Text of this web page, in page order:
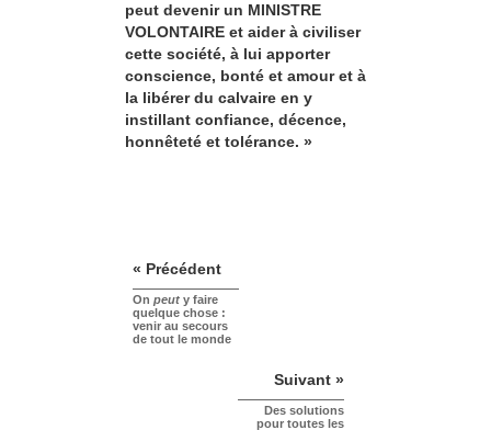
peut devenir un MINISTRE
VOLONTAIRE et aider à civiliser
cette société, à lui apporter
conscience, bonté et amour et à
la libérer du calvaire en y
instillant confiance, décence,
honnêteté et tolérance. »
« Précédent
On peut y faire
quelque chose :
venir au secours
de tout le monde
Suivant »
Des solutions
pour toutes les